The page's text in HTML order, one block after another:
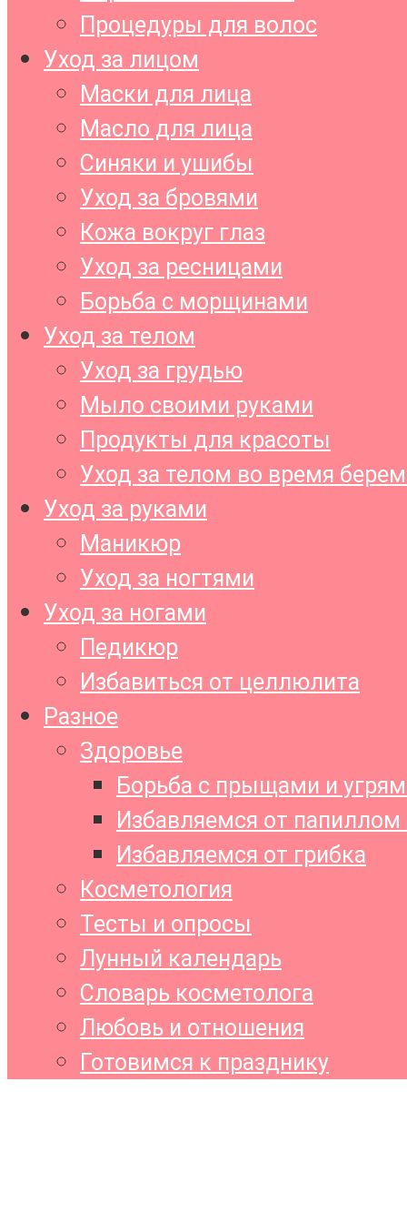
Процедуры для волос
Уход за лицом
Маски для лица
Масло для лица
Синяки и ушибы
Уход за бровями
Кожа вокруг глаз
Уход за ресницами
Борьба с морщинами
Уход за телом
Уход за грудью
Мыло своими руками
Продукты для красоты
Уход за телом во время
Уход за руками
Маникюр
Уход за ногтями
Уход за ногами
Педикюр
Избавиться от целлюлита
Разное
Здоровье
Борьба с прыщами и
Избавляемся от папиллом
Избавляемся от грибка
Косметология
Тесты и опросы
Лунный календарь
Словарь косметолога
Любовь и отношения
Готовимся к празднику